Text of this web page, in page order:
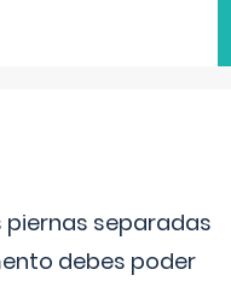
piernas separadas
debes poder